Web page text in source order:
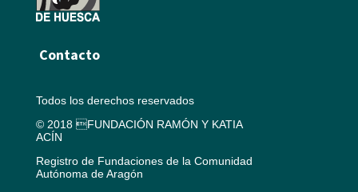
Contacto
Todos los derechos reservados
© 2018 FUNDACIÓN RAMÓN Y KATIA
ACÍN
Registro de Fundaciones de la Comunidad
Autónoma de Aragón